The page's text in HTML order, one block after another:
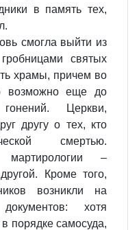
в память тех,
смогла выйти из
святых
храмы, причем во
возможно еще до
Церкви,
другу о тех, кто
смертью.
мартирологии –
Кроме того,
возникли на
хотя
порядке самосуда,